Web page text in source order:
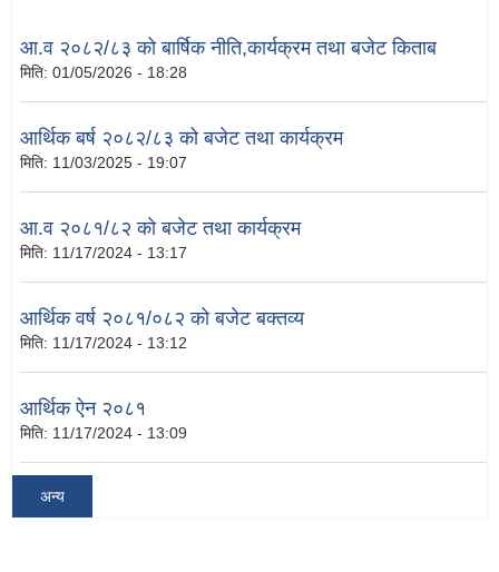
आ.व २०८२/८३ को बार्षिक नीति,कार्यक्रम तथा बजेट किताब
मिति: 01/05/2026 - 18:28
आर्थिक बर्ष २०८२/८३ को बजेट तथा कार्यक्रम
मिति: 11/03/2025 - 19:07
आ.व २०८१/८२ को बजेट तथा कार्यक्रम
मिति: 11/17/2024 - 13:17
आर्थिक वर्ष २०८१/०८२ को बजेट बक्तव्य
मिति: 11/17/2024 - 13:12
आर्थिक ऐन २०८१
मिति: 11/17/2024 - 13:09
अन्य